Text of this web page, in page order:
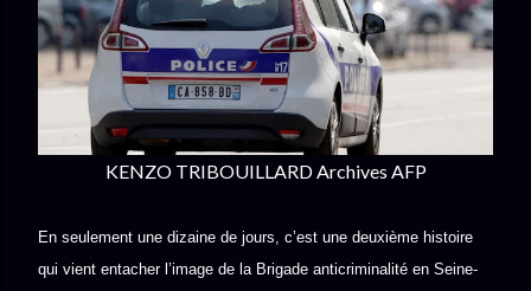
KENZO TRIBOUILLARD Archives AFP
En seulement une dizaine de jours, c’est une deuxième histoire
qui vient entacher l’image de la Brigade anticriminalité en Seine-